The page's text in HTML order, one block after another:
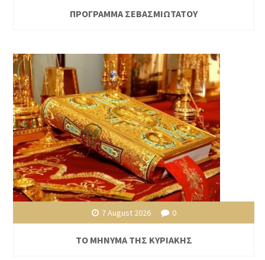
ΠΡΟΓΡΑΜΜΑ ΣΕΒΑΣΜΙΩΤΑΤΟΥ
7 August 2026 0
ΤΟ ΜΗΝΥΜΑ ΤΗΣ ΚΥΡΙΑΚΗΣ